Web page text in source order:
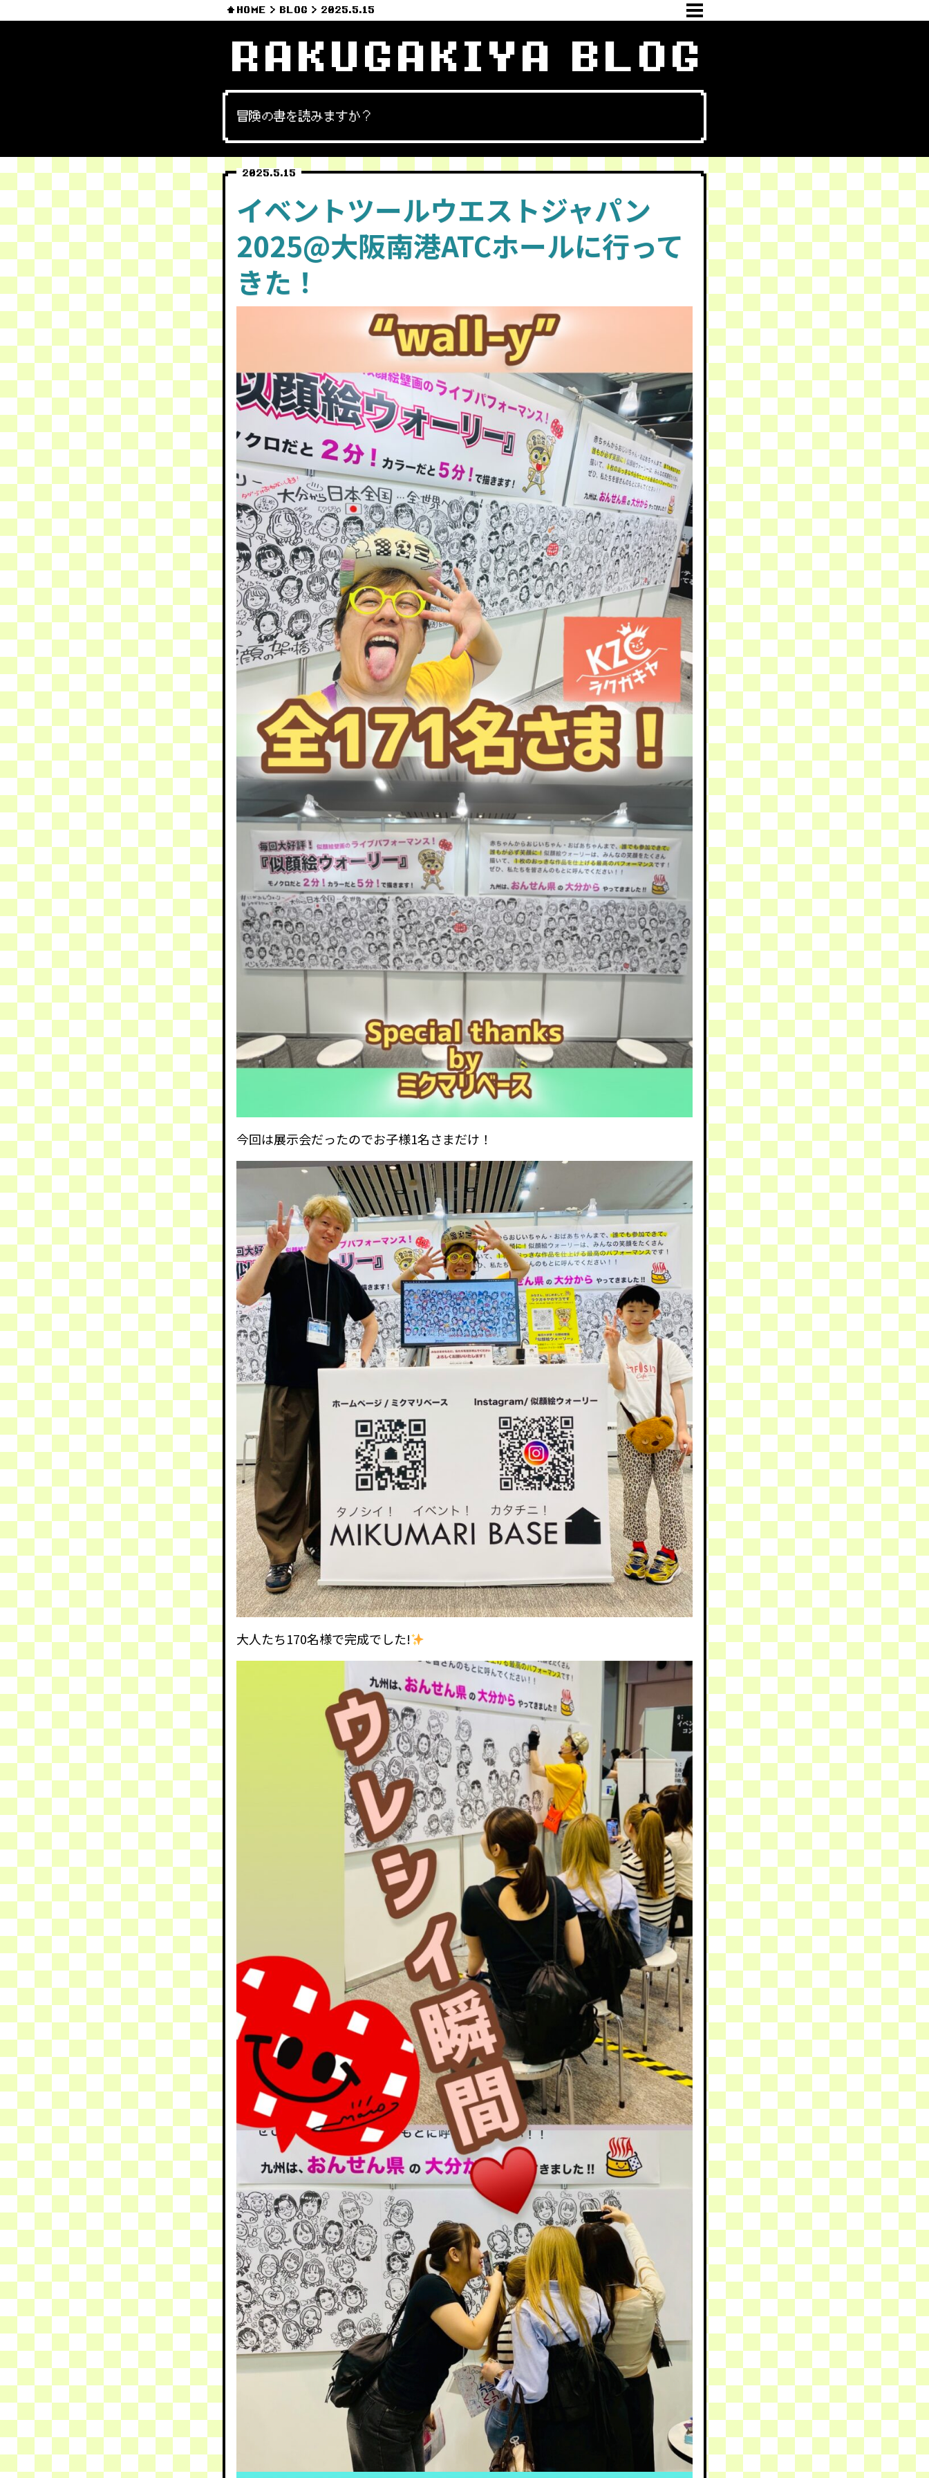
HOME BLOG 2025.5.15
RAKUGAKIYA BLOG
冒険の書を読みますか？
2025.5.15
イベントツールウエストジャパン
2025@大阪南港ATCホールに行って
きた！
今回は展示会だったのでお子様1名さまだけ！
大人たち170名様で完成でした!